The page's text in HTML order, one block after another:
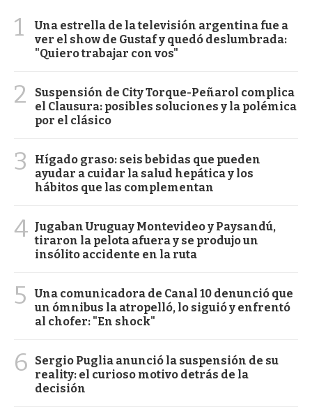
1
Una estrella de la televisión argentina fue a
ver el show de Gustaf y quedó deslumbrada:
"Quiero trabajar con vos"
2
Suspensión de City Torque-Peñarol complica
el Clausura: posibles soluciones y la polémica
por el clásico
3
Hígado graso: seis bebidas que pueden
ayudar a cuidar la salud hepática y los
hábitos que las complementan
4 Jugaban Uruguay Montevideo y Paysandú,
tiraron la pelota afuera y se produjo un
insólito accidente en la ruta
5
Una comunicadora de Canal 10 denunció que
un ómnibus la atropelló, lo siguió y enfrentó
al chofer: "En shock"
6
Sergio Puglia anunció la suspensión de su
reality: el curioso motivo detrás de la
decisión